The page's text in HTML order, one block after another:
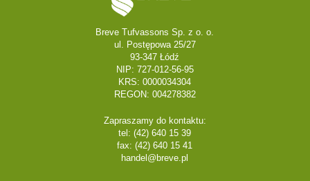
Breve Tufvassons Sp. z o. o.
ul. Postępowa 25/27
93-347 Łódź
NIP: 727-012-56-95
KRS: 0000034304
REGON: 004278382
Zapraszamy do kontaktu:
tel: (42) 640 15 39
fax: (42) 640 15 41
handel@breve.pl